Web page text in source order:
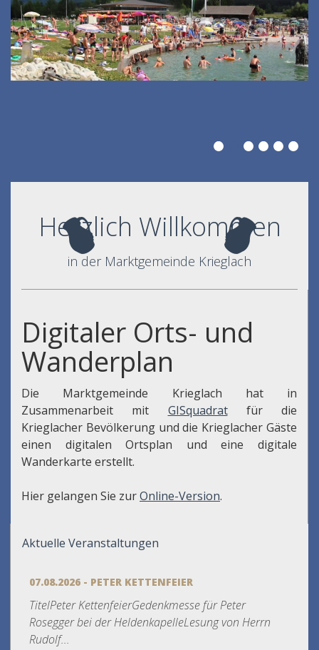
Herzlich Willkommen
in der Marktgemeinde Krieglach
Digitaler Orts- und
Wanderplan
Die Marktgemeinde Krieglach hat in
Zusammenarbeit mit GISquadrat
für die
Krieglacher Bevölkerung und die Krieglacher Gäste
einen digitalen Ortsplan und eine digitale
Wanderkarte erstellt.
Hier gelangen Sie zurOnline-Version.
Aktuelle Veranstaltungen
07.08.2026 - PETER KETTENFEIER
TitelPeter KettenfeierGedenkmesse für Peter
Rosegger bei der HeldenkapelleLesung von Herrn
Rudolf...